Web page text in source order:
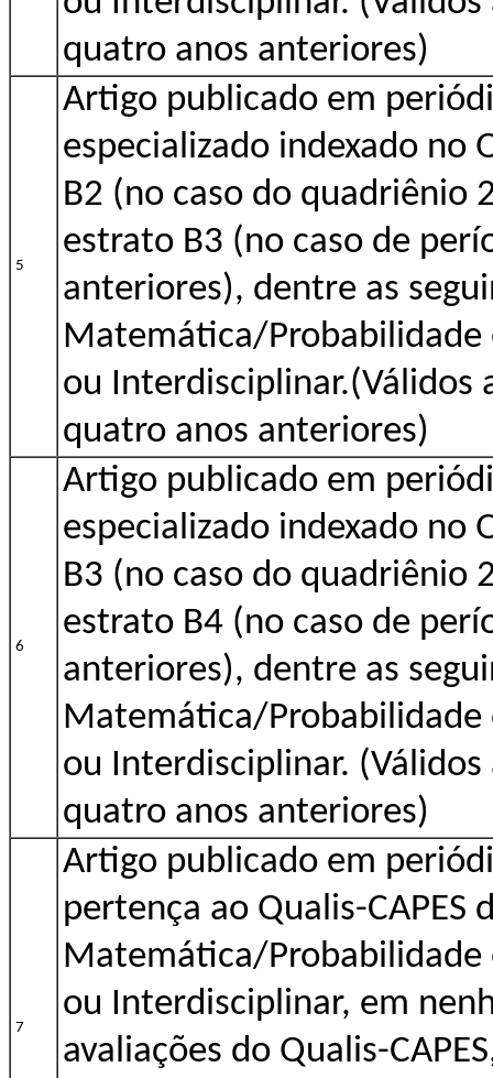
quatro anos anteriores)
5
Artigo publicado em
especializado indexado no
B2 (no caso do quadriênio
estrato B3 (no caso de
anteriores), dentre as
Matemática/Probabilidade
ou Interdisciplinar.(Válidos
quatro anos anteriores)
6
Artigo publicado em
especializado indexado no
B3 (no caso do quadriênio
estrato B4 (no caso de
anteriores), dentre as
Matemática/Probabilidade
ou Interdisciplinar.
quatro anos anteriores)
7
Artigo publicado em
pertença ao Qualis-CAPES
Matemática/Probabilidade
ou Interdisciplinar, em
avaliações do Qualis-